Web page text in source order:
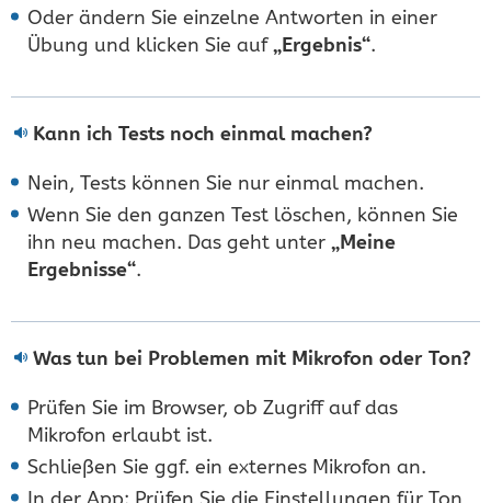
Oder ändern Sie einzelne Antworten in einer
Übung und klicken Sie auf„Ergebnis“.
Kann ich Tests noch einmal machen?
Nein, Tests können Sie nur einmal machen.
Wenn Sie den ganzen Test löschen, können Sie
ihn neu machen. Das geht unter „Meine
Ergebnisse“.
Was tun bei Problemen mit Mikrofon oder Ton?
Prüfen Sie im Browser, ob Zugriff auf das
Mikrofon erlaubt ist.
Schließen Sie ggf. ein externes Mikrofon an.